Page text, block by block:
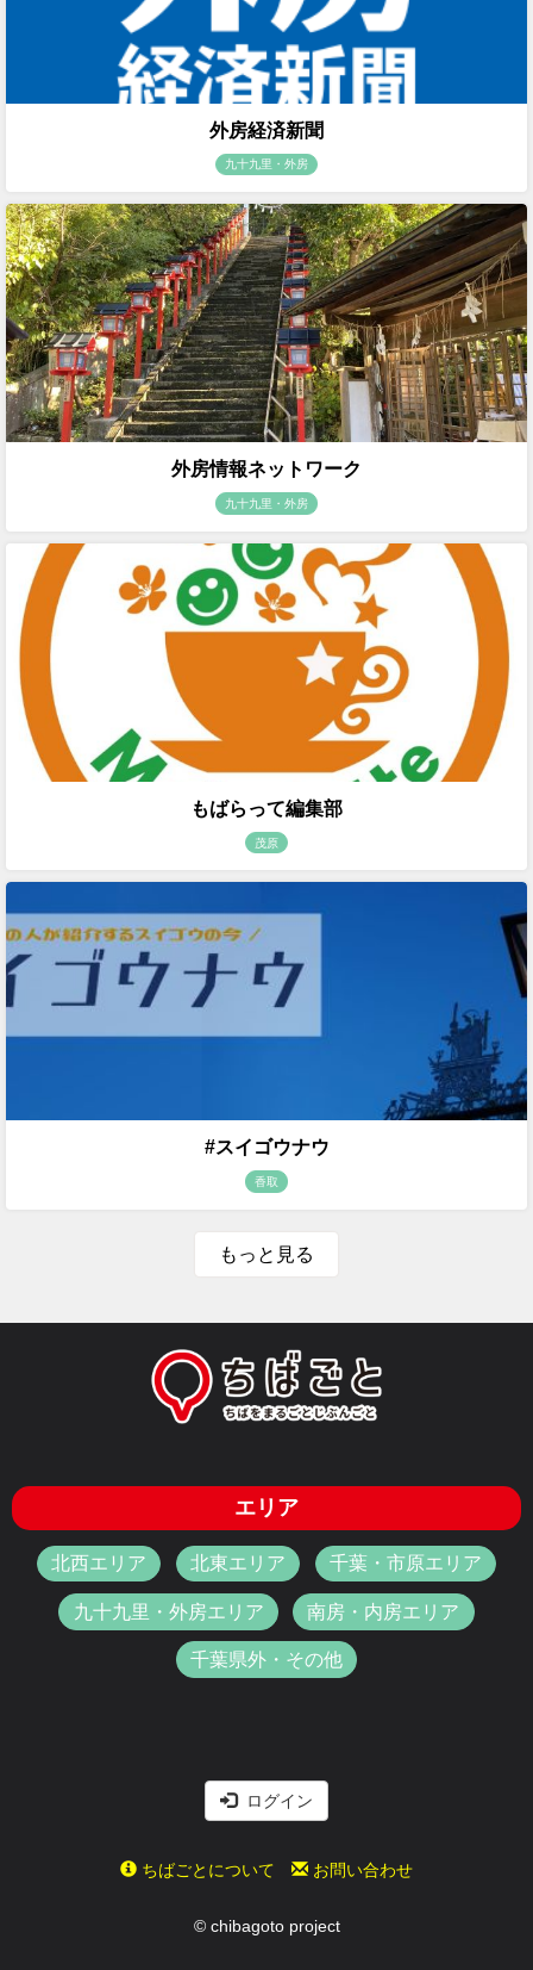
外房経済新聞
九十九里・外房
外房情報ネットワーク
九十九里・外房
もばらって編集部
茂原
#スイゴウナウ
香取
もっと見る
エリア
北西エリア 北東エリア 千葉・市原エリア
九十九里・外房エリア 南房・内房エリア
千葉県外・その他
ログイン
ちばごとについて お問い合わせ
© chibagoto project